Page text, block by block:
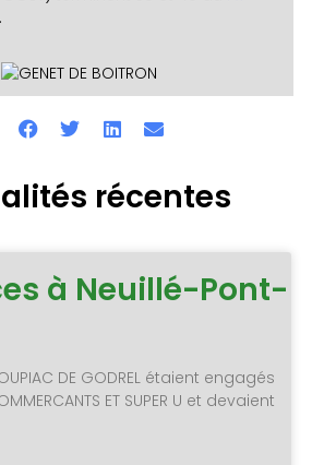
.
récentes
à Neuillé-Pont-
DE GODREL étaient engagés
ET SUPER U et devaient